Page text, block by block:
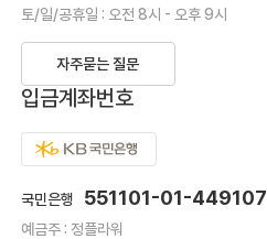
토/일/공휴일 : 오전 8시 - 오후 9시
자주묻는 질문
입금계좌번호
국민은행 551101-01-449107
예금주 : 정플라워